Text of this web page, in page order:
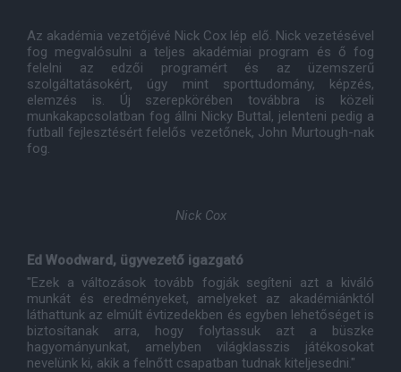
Az akadémia vezetőjévé Nick Cox lép elő. Nick vezetésével
fog megvalósulni a teljes akadémiai program és ő fog
felelni az edzői programért és az üzemszerű
szolgáltatásokért, úgy mint sporttudomány, képzés,
elemzés is. Új szerepkörében továbbra is közeli
munkakapcsolatban fog állni Nicky Buttal, jelenteni pedig a
futball fejlesztésért felelős vezetőnek, John Murtough-nak
fog.
Nick Cox
Ed Woodward, ügyvezető igazgató
"Ezek a változások tovább fogják segíteni azt a kiváló
munkát és eredményeket, amelyeket az akadémiánktól
láthattunk az elmúlt évtizedekben és egyben lehetőséget is
biztosítanak arra, hogy folytassuk azt a büszke
hagyományunkat, amelyben világklasszis játékosokat
nevelünk ki, akik a felnőtt csapatban tudnak kiteljesedni."